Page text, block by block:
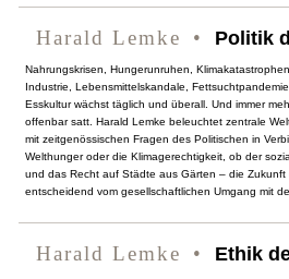
Harald Lemke Politik
Nahrungskrisen, Hungerunruhen,
Industrie, Lebensmittelskandale,
Esskultur wächst täglich und überall. Und immer
offenbar satt. Harald Lemke beleuchtet zentrale
mit zeitgenössischen Fragen des Politischen in
Welthunger oder die Klimagerechtigkeit, ob der
und das Recht auf Städte aus Gärten – die
entscheidend vom gesellschaftlichen Umgang mit
Harald Lemke
Ethik